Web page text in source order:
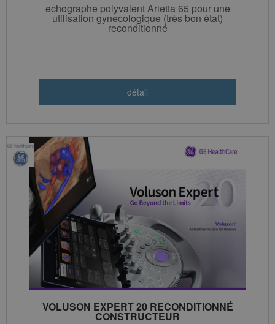
echographe polyvalent Arietta 65 pour une
utilisation gynecologique (très bon état)
reconditionné
VOLUSON EXPERT 20 RECONDITIONNÉ
CONSTRUCTEUR